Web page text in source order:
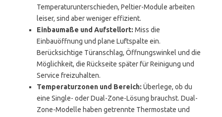
Temperaturunterschieden, Peltier-Module arbeiten
leiser, sind aber weniger effizient.
Einbaumaße und Aufstellort: Miss die
Einbauöffnung und plane Luftspalte ein.
Berücksichtige Türanschlag, Öffnungswinkel und die
Möglichkeit, die Rückseite später für Reinigung und
Service freizuhalten.
Temperaturzonen und Bereich: Überlege, ob du
eine Single- oder Dual-Zone-Lösung brauchst. Dual-
Zone-Modelle haben getrennte Thermostate und